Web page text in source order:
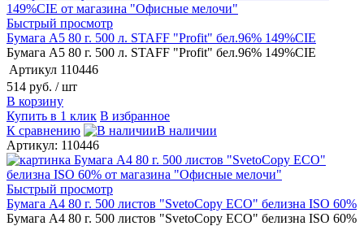
Быстрый просмотр
Бумага А5 80 г. 500 л. STAFF "Profit" бел.96% 149%CIE
Бумага А5 80 г. 500 л. STAFF "Profit" бел.96% 149%CIE
Артикул 110446
514 руб. / шт
В корзину
Купить в 1 клик В избранное
К сравнению
В наличии
Артикул: 110446
Быстрый просмотр
Бумага А4 80 г. 500 листов "SvetoCopy ECO" белизна ISO 60%
Бумага А4 80 г. 500 листов "SvetoCopy ECO" белизна ISO 60%